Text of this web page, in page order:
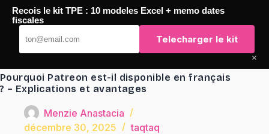
Passer
contenu
TaqTaq
Pourquoi Patreon est-il disponible en français
? – Explications et avantages
Menzie Anastacia
décembre 30, 2025
taqtaq
Recois le kit TPE : 10 modeles Excel + memo dates
fiscales
Telecharger le kit
×